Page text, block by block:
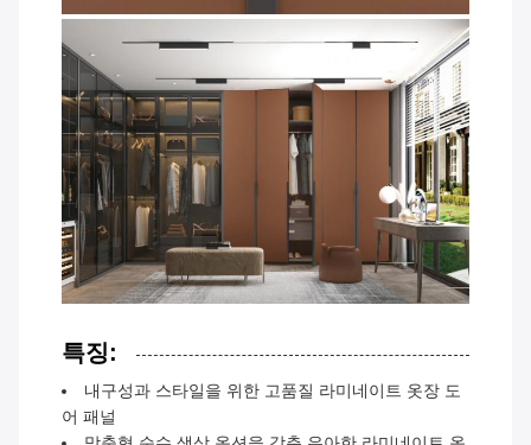
특징:
내구성과 스타일을 위한 고품질 라미네이트 옷장 도
어 패널